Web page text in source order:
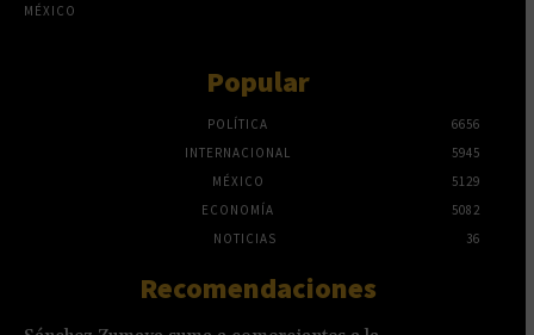
MÉXICO
Popular
POLÍTICA
6656
INTERNACIONAL
5945
MÉXICO
5129
ECONOMÍA
5082
NOTICIAS
36
Recomendaciones